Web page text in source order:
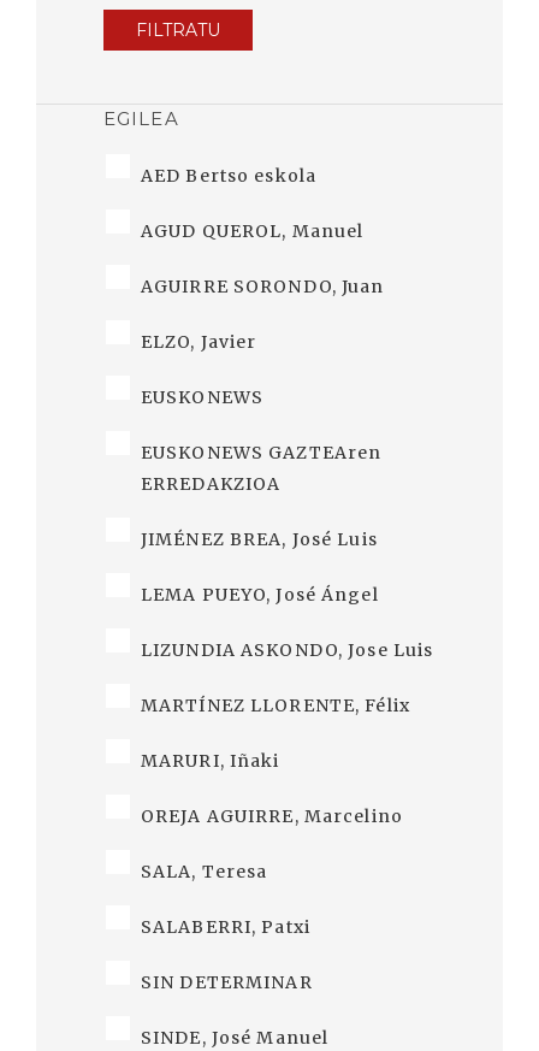
FILTRATU
EGILEA
AED Bertso eskola
AGUD QUEROL, Manuel
AGUIRRE SORONDO, Juan
ELZO, Javier
EUSKONEWS
EUSKONEWS GAZTEAren
ERREDAKZIOA
JIMÉNEZ BREA, José Luis
LEMA PUEYO, José Ángel
LIZUNDIA ASKONDO, Jose Luis
MARTÍNEZ LLORENTE, Félix
MARURI, Iñaki
OREJA AGUIRRE, Marcelino
SALA, Teresa
SALABERRI, Patxi
SIN DETERMINAR
SINDE, José Manuel